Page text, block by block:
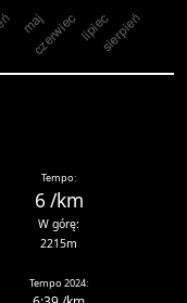
Tempo:
6 /km
W górę:
2215m
Tempo 2024: